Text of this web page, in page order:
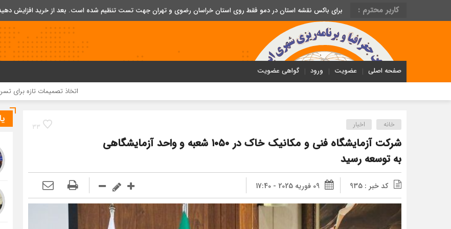
کاربر محترم : برای باکس نقشه استان در دمو فقط روی استان خراسان رضوی و تهران جهت تست تنظیم شده است. بعد از خرید افزایش
صفحه اصلی عضویت ورود گواهی عضویت
اتخاذ تصمیمات تازه برای تسریع در روند
33 خانه اخبار
شرکت آزمایشگاه فنی و مکانیک خاک در ۱۰۵۰ شعبه و واحد آزمایشگاهی
به توسعه رسید
کد خبر : 935 09 فوریه 2025 - 17:40